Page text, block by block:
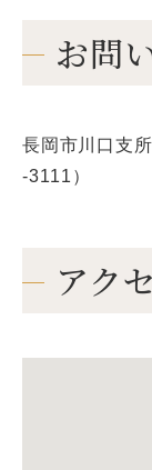
お問
長岡市川口支
-3111）
アク